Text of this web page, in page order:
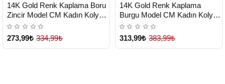
TESLİMAT
14K Gold Renk Kaplama Boru
Zincir Model CM Kadın Kolye -
Lisinya
273,99₺ 334,99₺
TESLİMAT
14K Gold Renk Kaplama
Burgu Model CM Kadın Kolye -
Lisinya
313,99₺ 383,99₺